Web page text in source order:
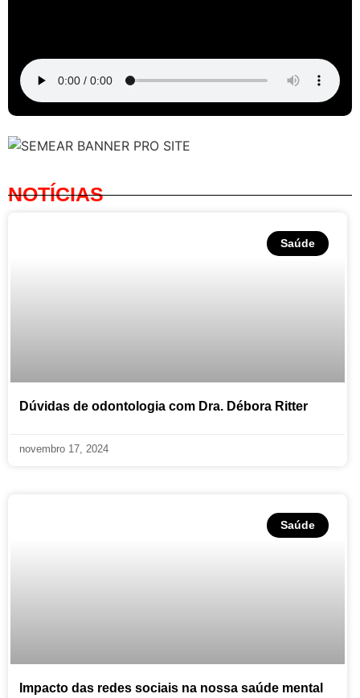
NOTÍCIAS
Saúde
Dúvidas de odontologia com Dra. Débora Ritter
novembro 17, 2024
Saúde
Impacto das redes sociais na nossa saúde mental